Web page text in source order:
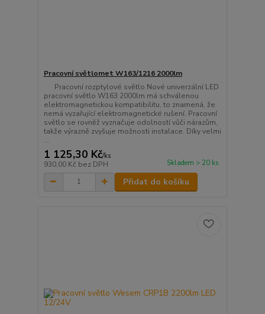
Pracovní světlomet W163/1216 2000lm
Pracovní rozptylové světlo Nové univerzální LED
pracovní světlo W163 2000lm má schválenou
elektromagnetickou kompatibilitu, to znamená, že
nemá vyzařující elektromagnetické rušení. Pracovní
světlo se rovněž vyznačuje odolností vůči nárazům,
takže výrazně zvyšuje možnosti instalace. Díky velmi
...
1 125,30 Kč/ks
930,00 Kč bez DPH Skladem > 20 ks
Přidat do košíku